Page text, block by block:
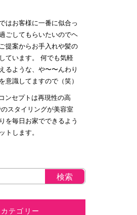
はお客様に一番に似合っ
ごしてもらいたいのでヘ
提案からお手入れや髪の
ています。 何でも気軽
るような、や〜〜んわり
意識してますので（笑）
ンセプトは再現性の高
スタイリングが美容室
を毎日お家でできるよう
トします。
カテゴリー